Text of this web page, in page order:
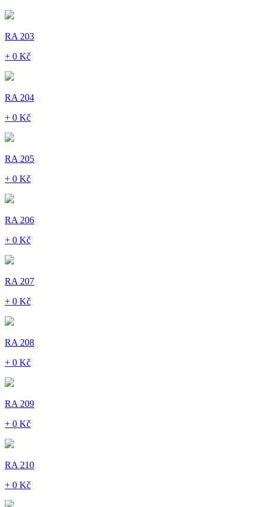
RA 203
+ 0 Kč
RA 204
+ 0 Kč
RA 205
+ 0 Kč
RA 206
+ 0 Kč
RA 207
+ 0 Kč
RA 208
+ 0 Kč
RA 209
+ 0 Kč
RA 210
+ 0 Kč